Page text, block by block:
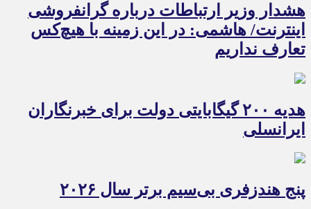
هشدار وزیر ارتباطات درباره گرانفروشی
اینترنت/ هاشمی: در این زمینه با هیچ‌کس
تعارف نداریم
هدیه ۲۰۰ گیگابایتی دولت برای خبرنگاران
ایرانسلی
پنج هندزفری بی‌سیم برتر سال ۲۰۲۶